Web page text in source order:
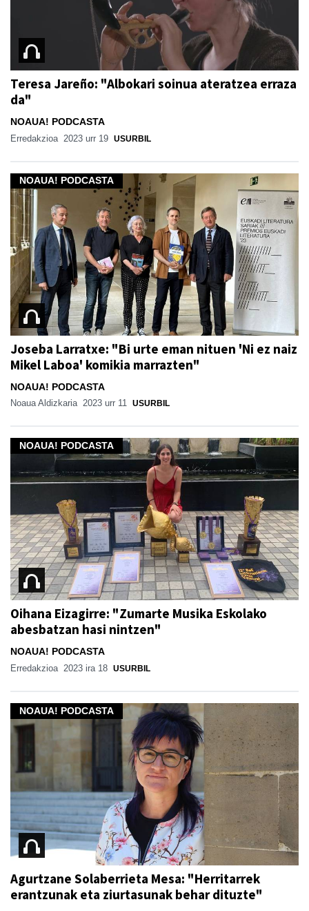
Teresa Jareño: "Albokari soinua ateratzea erraza
da"
NOAUA! PODCASTA
Erredakzioa 2023 urr 19 USURBIL
NOAUA! PODCASTA
Joseba Larratxe: "Bi urte eman nituen 'Ni ez naiz
Mikel Laboa' komikia marrazten"
NOAUA! PODCASTA
Noaua Aldizkaria 2023 urr 11 USURBIL
NOAUA! PODCASTA
Oihana Eizagirre: "Zumarte Musika Eskolako
abesbatzan hasi nintzen"
NOAUA! PODCASTA
Erredakzioa 2023 ira 18 USURBIL
NOAUA! PODCASTA
Agurtzane Solaberrieta Mesa: "Herritarrek
erantzunak eta ziurtasunak behar dituzte"